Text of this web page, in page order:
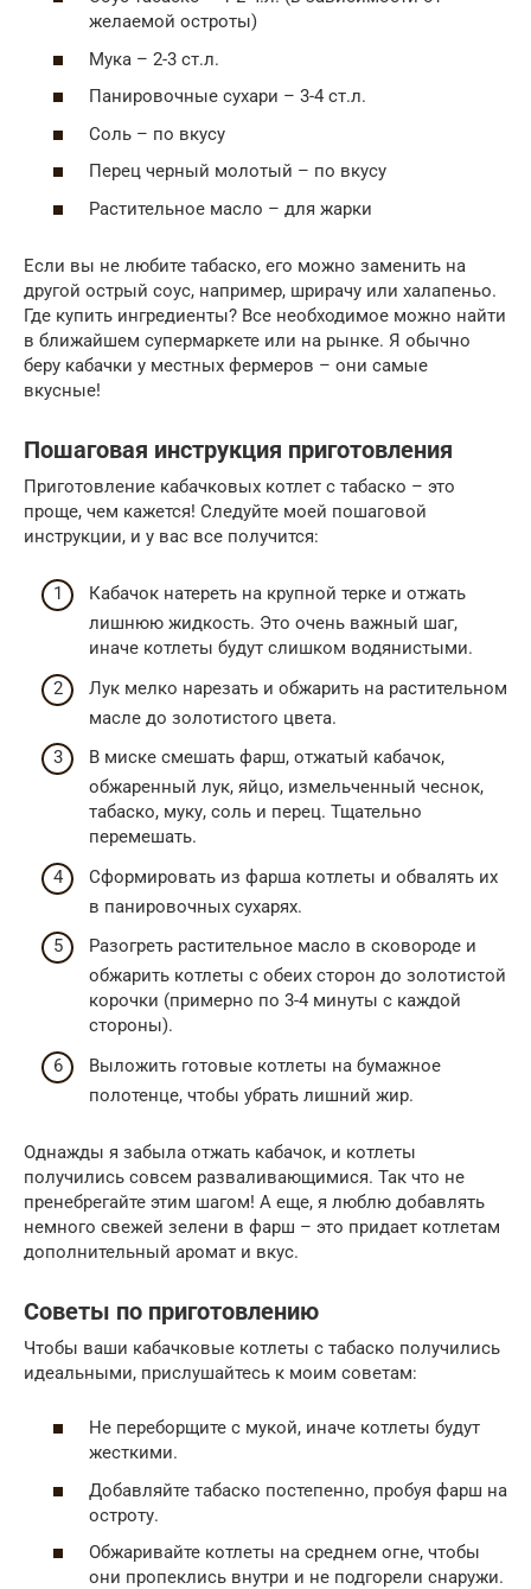
желаемой остроты)
Мука – 2-3 ст.л.
Панировочные сухари – 3-4 ст.л.
Соль – по вкусу
Перец черный молотый – по вкусу
Растительное масло – для жарки
Если вы не любите табаско, его можно заменить на
другой острый соус, например, шрирачу или халапеньо.
Где купить ингредиенты? Все необходимое можно найти
в ближайшем супермаркете или на рынке. Я обычно
беру кабачки у местных фермеров – они самые
вкусные!
Пошаговая инструкция приготовления
Приготовление кабачковых котлет с табаско – это
проще, чем кажется! Следуйте моей пошаговой
инструкции, и у вас все получится:
Кабачок натереть на крупной терке и отжать
лишнюю жидкость. Это очень важный шаг,
иначе котлеты будут слишком водянистыми.
Лук мелко нарезать и обжарить на растительном
масле до золотистого цвета.
В миске смешать фарш, отжатый кабачок,
обжаренный лук, яйцо, измельченный чеснок,
табаско, муку, соль и перец. Тщательно
перемешать.
Сформировать из фарша котлеты и обвалять их
в панировочных сухарях.
Разогреть растительное масло в сковороде и
обжарить котлеты с обеих сторон до золотистой
корочки (примерно по 3-4 минуты с каждой
стороны).
Выложить готовые котлеты на бумажное
полотенце, чтобы убрать лишний жир.
Однажды я забыла отжать кабачок, и котлеты
получились совсем разваливающимися. Так что не
пренебрегайте этим шагом! А еще, я люблю добавлять
немного свежей зелени в фарш – это придает котлетам
дополнительный аромат и вкус.
Советы по приготовлению
Чтобы ваши кабачковые котлеты с табаско получились
идеальными, прислушайтесь к моим советам:
Не переборщите с мукой, иначе котлеты будут
жесткими.
Добавляйте табаско постепенно, пробуя фарш на
остроту.
Обжаривайте котлеты на среднем огне, чтобы
они пропеклись внутри и не подгорели снаружи.